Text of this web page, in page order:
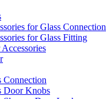
for Glass Connection
for Glass Fitting
Connection
Door Knobs